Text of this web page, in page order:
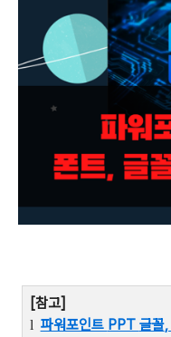
[참고]
l 파워포인트 PPT 글꼴,